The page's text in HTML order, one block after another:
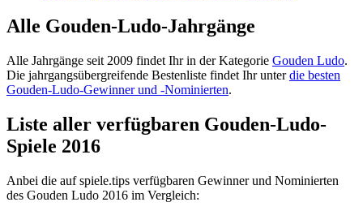
Alle Gouden-Ludo-Jahrgänge
Alle Jahrgänge seit 2009 findet Ihr in der Kategorie Gouden Ludo.
Die jahrgangsübergreifende Bestenliste findet Ihr unterdie besten
Gouden-Ludo-Gewinner und -Nominierten.
Liste aller verfügbaren Gouden-Ludo-
Spiele 2016
Anbei die auf spiele.tips verfügbaren Gewinner und Nominierten
des Gouden Ludo 2016 im Vergleich: